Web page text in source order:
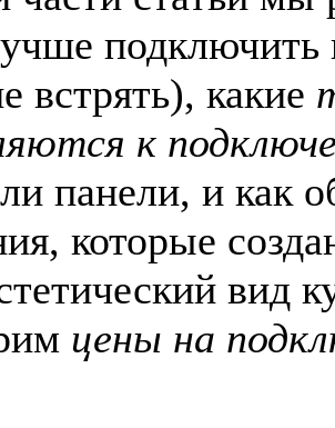
подключить
встрять), какие
к
панели, и как
которые
вид
цены на